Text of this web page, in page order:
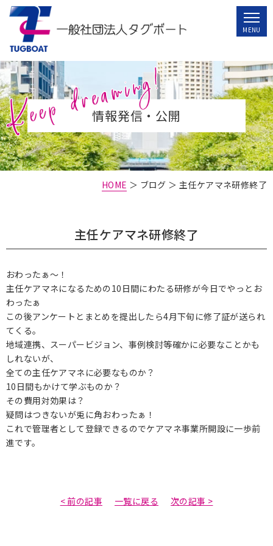
情報発信・公開
HOME ＞ ブログ ＞ 主任ケアマネ研修終了
主任ケアマネ研修終了
おわったぁ～！
主任ケアマネになるための10日間にわたる研修が今日でやっとお
わったぁ
この後アンケートとまとめを提出したら4月下旬に修了証が送られ
てくる。
地域連携、スーパービジョン、事例検討等確かに必要なことかも
しれないが、
全ての主任ケアマネに必要なものか？
10日間もかけて学ぶものか？
その費用対効果は？
疑問はつきないが兎に角おわったぁ！
これで管理者として登録できるのでケアマネ事業所開設に一歩前
進です。
< 前の記事 一覧に戻る 次の記事 >